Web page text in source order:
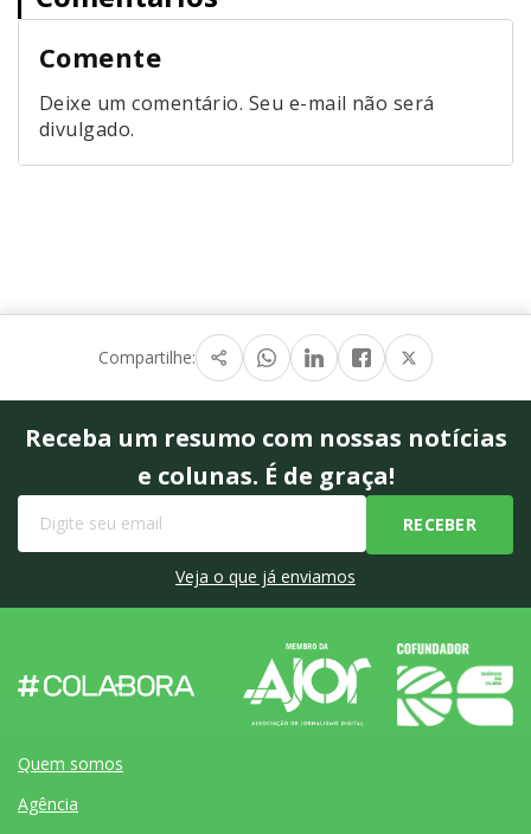
Comente
Deixe um comentário. Seu e-mail não será
divulgado.
Compartilhe:
Receba um resumo com nossas notícias
e colunas. É de graça!
Veja o que já enviamos
Quem somos
Agência